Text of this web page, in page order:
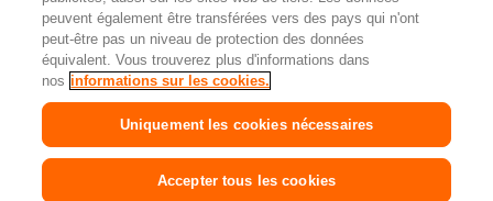
Paramètres des cookies
© 2026 La Fédération des coopératives Migros
FR IT
peuvent également être transférées vers des pays qui n'ont
peut-être pas un niveau de protection des données
équivalent. Vous trouverez plus d'informations dans
nos informations sur les cookies.
Uniquement les cookies nécessaires
Accepter tous les cookies